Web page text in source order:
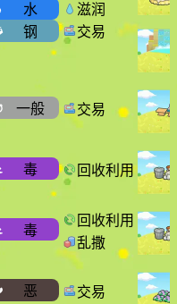
水
钢
滋润
交易
一般 交易
毒 回收利用
毒
回收利用
乱撒
恶 交易